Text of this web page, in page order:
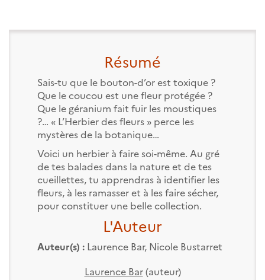
Résumé
Sais-tu que le bouton-d’or est toxique ?
Que le coucou est une fleur protégée ?
Que le géranium fait fuir les moustiques
?… « L’Herbier des fleurs » perce les
mystères de la botanique…
Voici un herbier à faire soi-même. Au gré
de tes balades dans la nature et de tes
cueillettes, tu apprendras à identifier les
fleurs, à les ramasser et à les faire sécher,
pour constituer une belle collection.
L'Auteur
Auteur(s) : Laurence Bar, Nicole Bustarret
Laurence Bar(auteur)